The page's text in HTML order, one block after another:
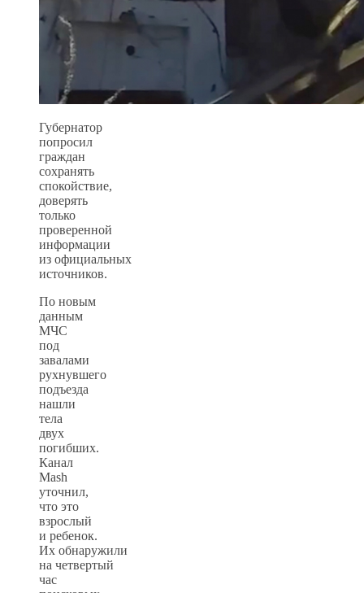
Губернатор
попросил
граждан
сохранять
спокойствие,
доверять
только
проверенной
информации
из официальных
источников.
По новым
данным
МЧС
под
завалами
рухнувшего
подъезда
нашли
тела
двух
погибших.
Канал
Mash
уточнил,
что это
взрослый
и ребенок.
Их обнаружили
на четвертый
час